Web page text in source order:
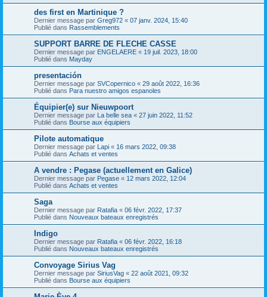
des first en Martinique ?
Dernier message par Greg972 « 07 janv. 2024, 15:40
Publié dans Rassemblements
SUPPORT BARRE DE FLECHE CASSE
Dernier message par ENGELAERE « 19 juil. 2023, 18:00
Publié dans Mayday
presentación
Dernier message par SVCopernico « 29 août 2022, 16:36
Publié dans Para nuestro amigos espanoles
Équipier(e) sur Nieuwpoort
Dernier message par La belle sea « 27 juin 2022, 11:52
Publié dans Bourse aux équipiers
Pilote automatique
Dernier message par Lapi « 16 mars 2022, 09:38
Publié dans Achats et ventes
A vendre : Pegase (actuellement en Galice)
Dernier message par Pegase « 12 mars 2022, 12:04
Publié dans Achats et ventes
Saga
Dernier message par Ratafia « 06 févr. 2022, 17:37
Publié dans Nouveaux bateaux enregistrés
Indigo
Dernier message par Ratafia « 06 févr. 2022, 16:18
Publié dans Nouveaux bateaux enregistrés
Convoyage Sirius Vag
Dernier message par SiriusVag « 22 août 2021, 09:32
Publié dans Bourse aux équipiers